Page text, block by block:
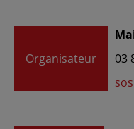
Organisateur
03